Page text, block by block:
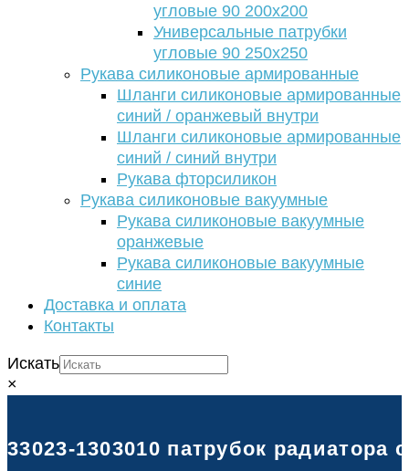
угловые 90 200х200
Универсальные патрубки
угловые 90 250х250
Рукава силиконовые армированные
Шланги силиконовые армированные
синий / оранжевый внутри
Шланги силиконовые армированные
синий / синий внутри
Рукава фторсиликон
Рукава силиконовые вакуумные
Рукава силиконовые вакуумные
оранжевые
Рукава силиконовые вакуумные
синие
Доставка и оплата
Контакты
Искать
×
33023-1303010 патрубок